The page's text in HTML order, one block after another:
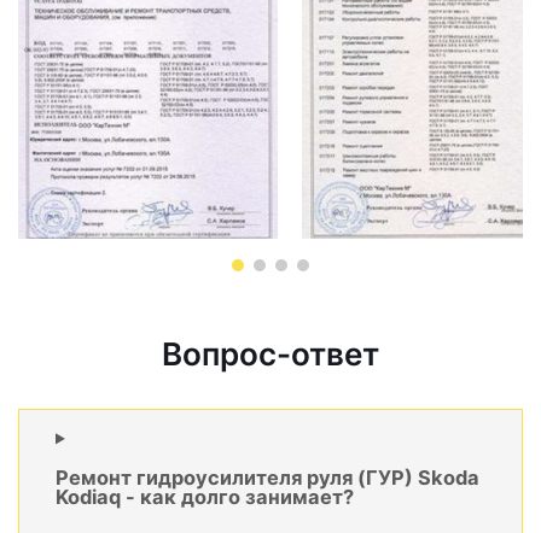
Вопрос-ответ
Ремонт гидроусилителя руля (ГУР) Skoda
Kodiaq - как долго занимает?